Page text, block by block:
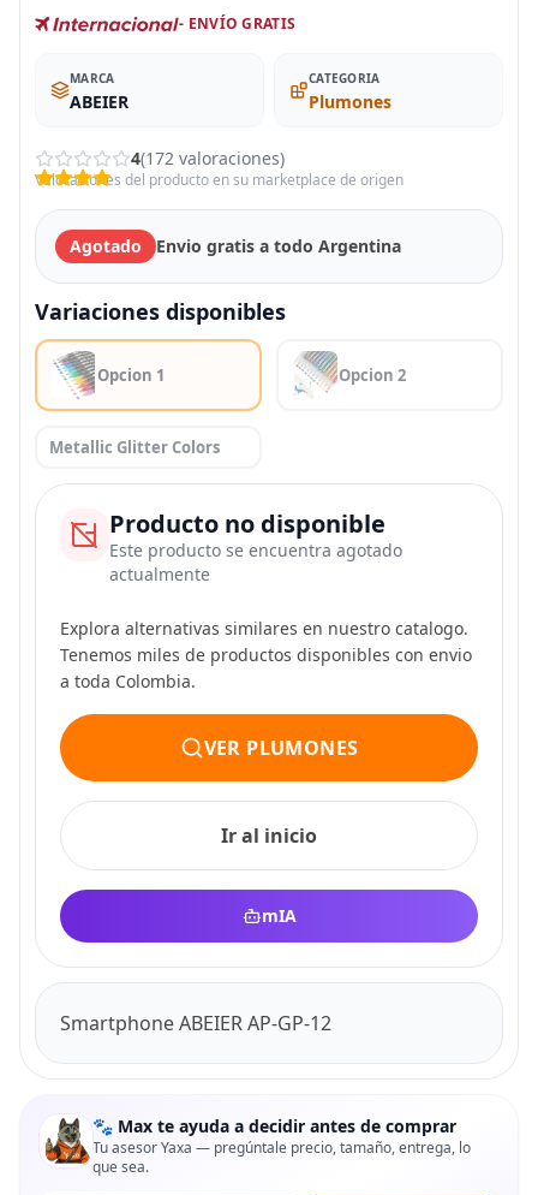
- ENVÍO GRATIS
MARCA
ABEIER
CATEGORIA
Plumones
4(172 valoraciones)
Valoraciones del producto en su marketplace de origen
Agotado Envio gratis a todo Argentina
Variaciones disponibles
Opcion 1 Opcion 2
Metallic Glitter Colors
Producto no disponible
Este producto se encuentra agotado
actualmente
Explora alternativas similares en nuestro catalogo.
Tenemos miles de productos disponibles con envio
a toda Colombia.
VER PLUMONES
Ir al inicio
mIA
Smartphone ABEIER AP-GP-12
🐾 Max te ayuda a decidir antes de comprar
Tu asesor Yaxa — pregúntale precio, tamaño, entrega, lo
que sea.